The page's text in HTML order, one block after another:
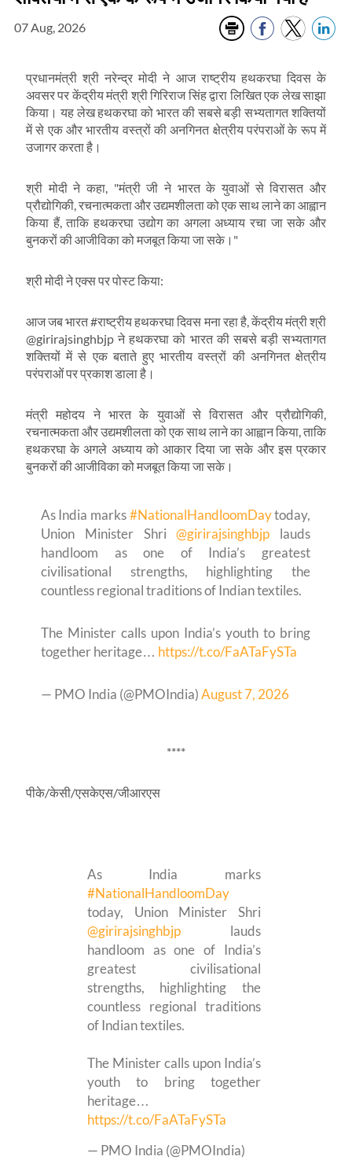
07 Aug, 2026
प्रधानमंत्री श्री नरेन्‍द्र मोदी ने आज राष्ट्रीय हथकरघा दिवस के
अवसर पर केंद्रीय मंत्री श्री गिरिराज सिंह द्वारा लिखित एक लेख साझा
किया। यह लेख हथकरघा को भारत की सबसे बड़ी सभ्यतागत शक्तियों
में से एक और भारतीय वस्त्रों की अनगिनत क्षेत्रीय परंपराओं के रूप में
उजागर करता है।
श्री मोदी ने कहा, "मंत्री जी ने भारत के युवाओं से विरासत और
प्रौद्योगिकी, रचनात्मकता और उद्यमशीलता को एक साथ लाने का आह्वान
किया हैं, ताकि हथकरघा उद्योग का अगला अध्याय रचा जा सके और
बुनकरों की आजीविका को मजबूत किया जा सके।"
श्री मोदी ने एक्‍स पर पोस्ट किया:
आज जब भारत #राष्ट्रीय हथकरघा दिवस मना रहा है, केंद्रीय मंत्री श्री
@girirajsinghbjp ने हथकरघा को भारत की सबसे बड़ी सभ्यतागत
शक्तियों में से एक बताते हुए भारतीय वस्त्रों की अनगिनत क्षेत्रीय
परंपराओं पर प्रकाश डाला है।
मंत्री महोदय ने भारत के युवाओं से विरासत और प्रौद्योगिकी,
रचनात्मकता और उद्यमशीलता को एक साथ लाने का आह्वान किया, ताकि
हथकरघा के अगले अध्याय को आकार दिया जा सके और इस प्रकार
बुनकरों की आजीविका को मजबूत किया जा सके।
As India marks#NationalHandloomDaytoday,
Union Minister Shri@girirajsinghbjp lauds
handloom as one of India’s greatest
civilisational strengths, highlighting the
countless regional traditions of Indian textiles.
The Minister calls upon India’s youth to bring
together heritage… https://t.co/FaATaFySTa
— PMO India (@PMOIndia)August 7, 2026
****
पीके/केसी/एसकेएस/जीआरएस
As India marks
#NationalHandloomDay
today, Union Minister Shri
@girirajsinghbjp lauds
handloom as one of India’s
greatest civilisational
strengths, highlighting the
countless regional traditions
of Indian textiles.
The Minister calls upon India’s
youth to bring together
heritage…
https://t.co/FaATaFySTa
— PMO India (@PMOIndia)